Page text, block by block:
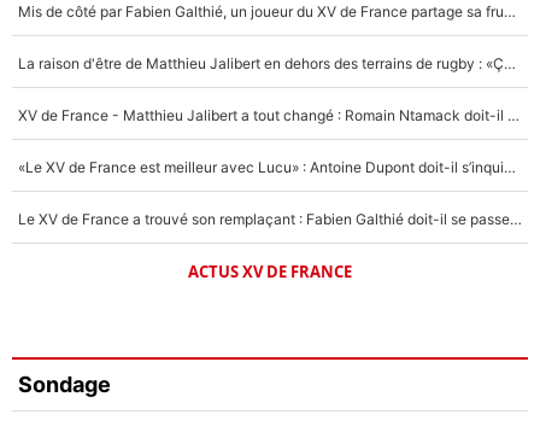
Mis de côté par Fabien Galthié, un joueur du XV de France partage sa frustration : «ils ne me l’ont pas dit tout de suite»
La raison d'être de Matthieu Jalibert en dehors des terrains de rugby : «Ça m'atteint autant que si tu touches à un membre de ma famille»
XV de France - Matthieu Jalibert a tout changé : Romain Ntamack doit-il s’inquiéter pour sa place à un an de la Coupe du monde ?
«Le XV de France est meilleur avec Lucu» : Antoine Dupont doit-il s’inquiéter pour sa place ?
Le XV de France a trouvé son remplaçant : Fabien Galthié doit-il se passer d'Antoine Dupont ?
ACTUS XV DE FRANCE
Sondage